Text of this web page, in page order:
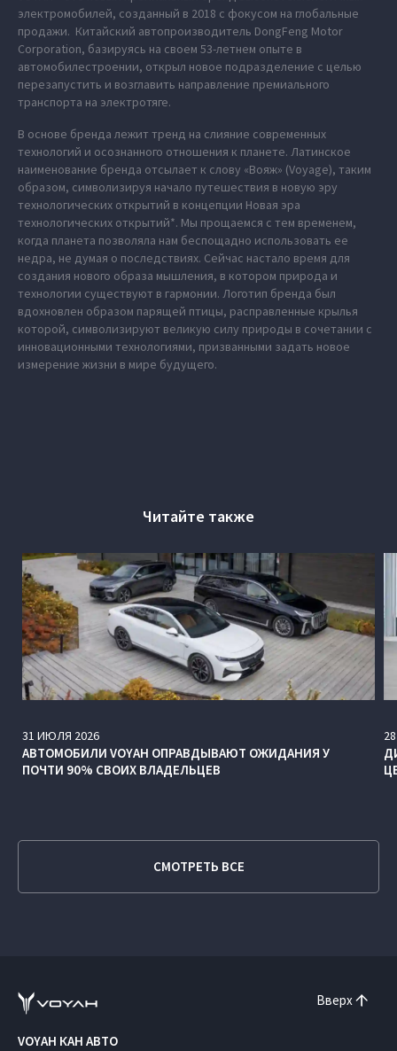
электромобилей, созданный в 2018 с фокусом на глобальные
продажи. Китайский автопроизводитель DongFeng Motor
Corporation, базируясь на своем 53-летнем опыте в
автомобилестроении, открыл новое подразделение с целью
перезапустить и возглавить направление премиального
транспорта на электротяге.
В основе бренда лежит тренд на слияние современных
технологий и осознанного отношения к планете. Латинское
наименование бренда отсылает к слову «Вояж» (Voyage), таким
образом, символизируя начало путешествия в новую эру
технологических открытий в концепции Новая эра
технологических открытий*. Мы прощаемся с тем временем,
когда планета позволяла нам беспощадно использовать ее
недра, не думая о последствиях. Сейчас настало время для
создания нового образа мышления, в котором природа и
технологии существуют в гармонии. Логотип бренда был
вдохновлен образом парящей птицы, расправленные крылья
которой, символизируют великую силу природы в сочетании с
инновационными технологиями, призванными задать новое
измерение жизни в мире будущего.
Читайте также
31 ИЮЛЯ 2026
АВТОМОБИЛИ VOYAH ОПРАВДЫВАЮТ ОЖИДАНИЯ У
ПОЧТИ 90% СВОИХ ВЛАДЕЛЬЦЕВ
28
СМОТРЕТЬ ВСЕ
Вверх
VOYAH КАН АВТО